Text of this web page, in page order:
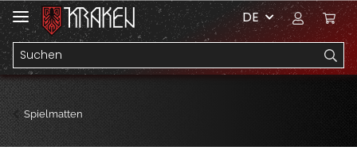
DE
Spielmatten